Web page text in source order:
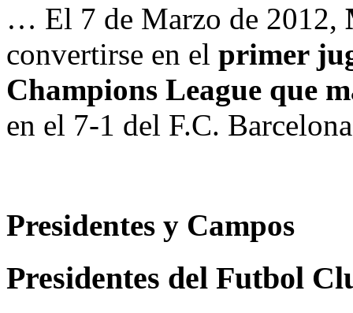
… El 7 de Marzo de 2012,
convertirse en el primer
Champions League que
en el 7-1 del F.C.
Presidentes y Campos
Presidentes del Futbol